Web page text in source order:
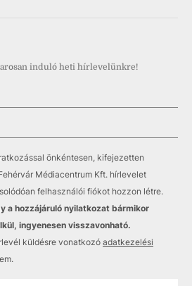
induló heti hírlevelünkre!
önkéntesen, kifejezetten
Médiacentrum Kft. hírlevelet
felhasználói fiókot hozzon létre.
a hozzájáruló nyilatkozat bármikor
ingyenesen visszavonható.
küldésre vonatkozó adatkezelési